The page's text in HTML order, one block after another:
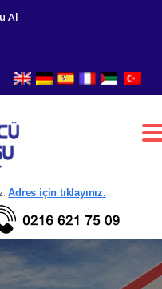
Al
Adres için tıklayınız.